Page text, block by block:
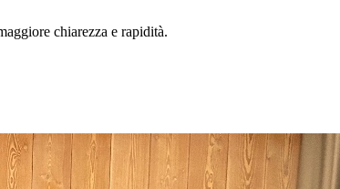
chiarezza e rapidità.